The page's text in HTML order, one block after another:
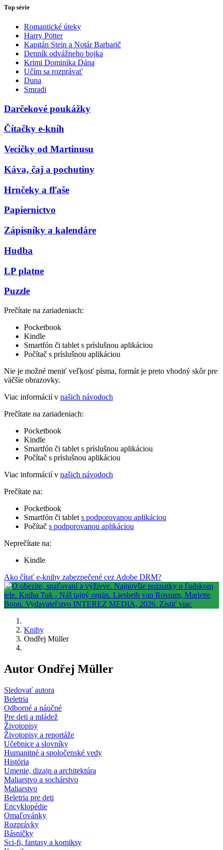
Top série
Romantické úteky
Harry Potter
Kapitán Stein a Notár Barbarič
Denník odvážneho bojka
Krimi Dominika Dána
Učím sa rozprávať
Duna
Smradi
Darčekové poukážky
Čítačky e-kníh
Vecičky od Martinusu
Káva, čaj a pochutiny
Hrnčeky a fľaše
Papiernictvo
Zápisníky a kalendáre
Hudba
LP platne
Puzzle
Prečítate na zariadeniach:
Pocketbook
Kindle
Smartfón či tablet s príslušnou aplikáciou
Počítač s príslušnou aplikáciou
Nie je možné meniť veľkosť písma, formát je preto vhodný skôr pre
väčšie obrazovky.
Viac informácií v našich návodoch
Prečítate na zariadeniach:
Pocketbook
Kindle
Smartfón či tablet s príslušnou aplikáciou
Počítač s príslušnou aplikáciou
Viac informácií v našich návodoch
Prečítate na:
Pocketbook
Smartfón či tablet s podporovanou aplikáciou
Počítač s podporovanou aplikáciou
Neprečítate na:
Kindle
Ako čítať e-knihy zabezpečené cez Adobe DRM?
Knihy
Ondřej Müller
Autor Ondřej Müller
Sledovať autora
Beletria
Odborné a náučné
Pre deti a mládež
Životopisy
Životopisy a reportáže
Učebnice a slovníky
Humanitné a spoločenské vedy
História
Umenie, dizajn a architektúra
Maliarstvo a sochárstvo
Maliarstvo
Beletria pre deti
Encyklopédie
Omaľovánky
Rozprávky
Básničky
Sci-fi, fantasy a komiksy